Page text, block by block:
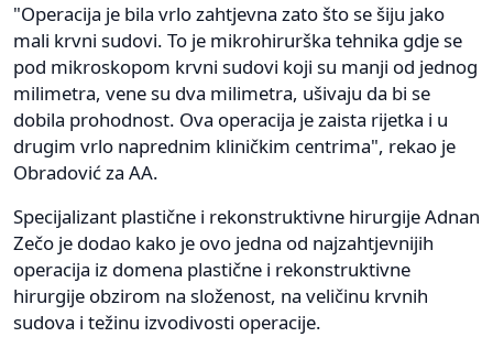
"Operacija je bila vrlo zahtjevna zato što se šiju jako
mali krvni sudovi. To je mikrohirurška tehnika gdje se
pod mikroskopom krvni sudovi koji su manji od jednog
milimetra, vene su dva milimetra, ušivaju da bi se
dobila prohodnost. Ova operacija je zaista rijetka i u
drugim vrlo naprednim kliničkim centrima", rekao je
Obradović za AA.
Specijalizant plastične i rekonstruktivne hirurgije Adnan
Zečo je dodao kako je ovo jedna od najzahtjevnijih
operacija iz domena plastične i rekonstruktivne
hirurgije obzirom na složenost, na veličinu krvnih
sudova i težinu izvodivosti operacije.